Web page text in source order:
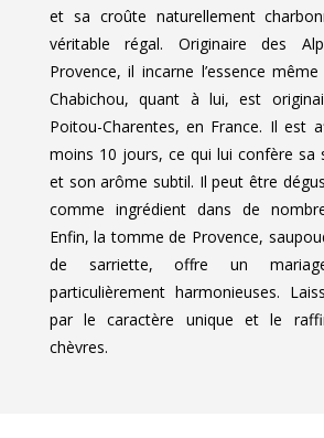
et sa croûte naturellement
véritable régal. Originaire des
Provence, il incarne l’essence
Chabichou, quant à lui, est
Poitou-Charentes, en France. Il est
moins 10 jours, ce qui lui confère sa
et son arôme subtil. Il peut être
comme ingrédient dans de
Enfin, la tomme de Provence,
de sarriette, offre un
particulièrement harmonieuses.
par le caractère unique et le
chèvres.